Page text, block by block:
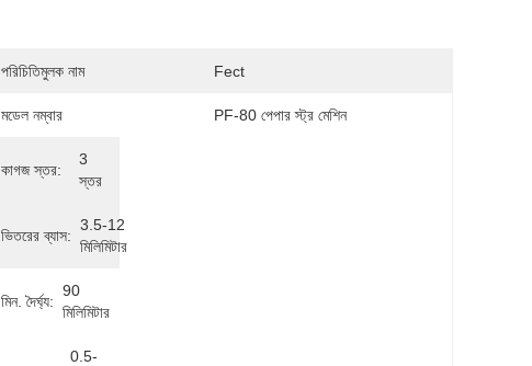
পরিচিতিমুলক নাম Fect
মডেল নম্বার PF-80 পেপার স্ট্র মেশিন
কাগজ স্তর:
3
স্তর
ভিতরের ব্যাস:
3.5-12
মিলিমিটার
মিন. দৈর্ঘ্য:
90
মিলিমিটার
0.5-